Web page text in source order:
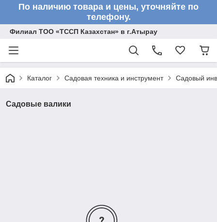
По наличию товара и цены, уточняйте по
телефону.
Филиал ТОО «ТССП Казахстан» в г.Атырау
Каталог Садовая техника и инструмент Садовый
Садовые валики